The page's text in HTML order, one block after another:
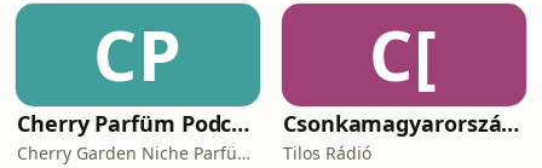
CP
Cherry Parfüm Podcast
Cherry Garden Niche Parfüméria
C[
Csonkamagyarország [Tilos Rádió podcast]
Tilos Rádió